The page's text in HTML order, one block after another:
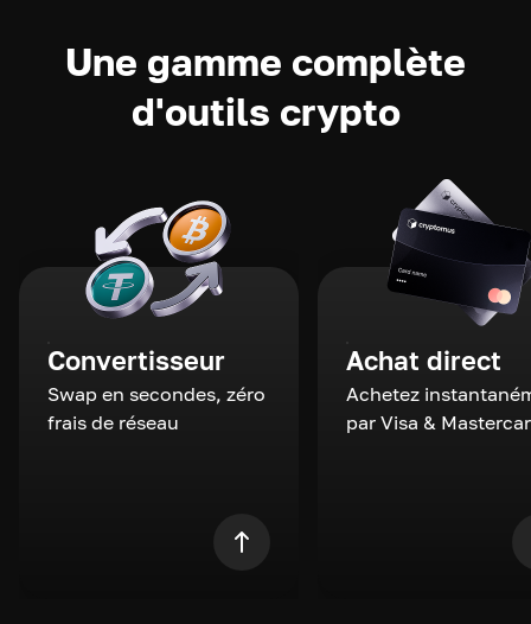
Une gamme complète
d'outils crypto
Convertisseur
Swap en secondes, zéro
frais de réseau
Achat direct
Achetez
par Visa &